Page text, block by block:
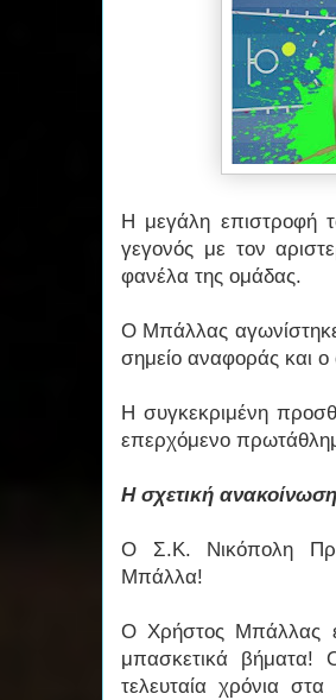
Η μεγάλη επιστροφή
γεγονός με τον
φανέλα της ομάδας.
Ο Μπάλλας αγωνίστηκε
σημείο αναφοράς και
Η συγκεκριμένη
επερχόμενο
Η σχετική
Ο Σ.Κ. Νικόπολη
Μπάλλα!
Ο Χρήστος Μπάλλας
μπασκετικά βήματα!
τελευταία χρόνια